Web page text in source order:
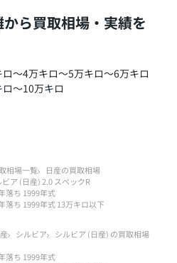
ら買取相場・実績を
～4万キロ～5万キロ～6万キロ
～10万キロ
相場一覧
日産の買取相場
ビア (日産) 2.0 スペックR
落ち 1999年式
落ち 1999年式 13万キロ以下
シルビア
シルビア (日産) の買取相場
落ち 1999年式